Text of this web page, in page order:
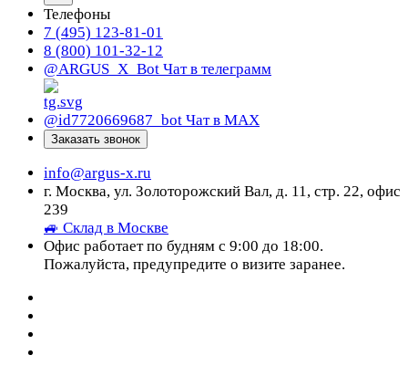
Телефоны
7 (495) 123-81-01
8 (800) 101-32-12
@ARGUS_X_Bot Чат в телеграмм
@id7720669687_bot Чат в МАХ
Заказать звонок
info@argus-x.ru
г. Москва, ул. Золоторожский Вал, д. 11, стр. 22, офис
239
🚙 Склад в Москве
Офис работает по будням с 9:00 до 18:00.
Пожалуйста, предупредите о визите заранее.